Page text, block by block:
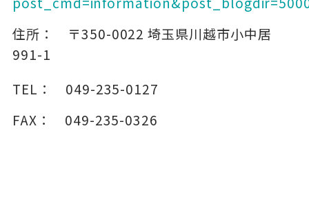
住所：
〒350-0022 埼玉県川越市小中居
991-1
TEL：
049-235-0127
FAX：
049-235-0326